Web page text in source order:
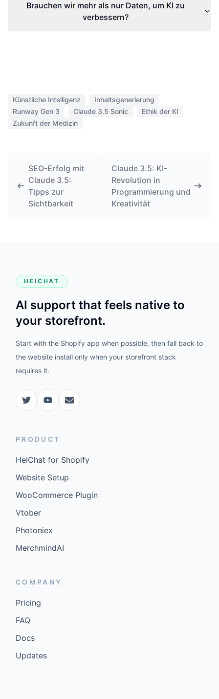
Brauchen wir mehr als nur Daten, um KI zu
verbessern?
Künstliche Intelligenz
Inhaltsgenerierung
Runway Gen 3
Claude 3.5 Sonic
Ethik der KI
Zukunft der Medizin
SEO-Erfolg mit
Claude 3.5:
Tipps zur
Sichtbarkeit
Claude 3.5: KI-
Revolution in
Programmierung und
Kreativität
HEICHAT
AI support that feels native to
your storefront.
Start with the Shopify app when possible, then fall back to
the website install only when your storefront stack
requires it.
PRODUCT
HeiChat for Shopify
Website Setup
WooCommerce Plugin
Vtober
Photoniex
MerchmindAI
COMPANY
Pricing
FAQ
Docs
Updates